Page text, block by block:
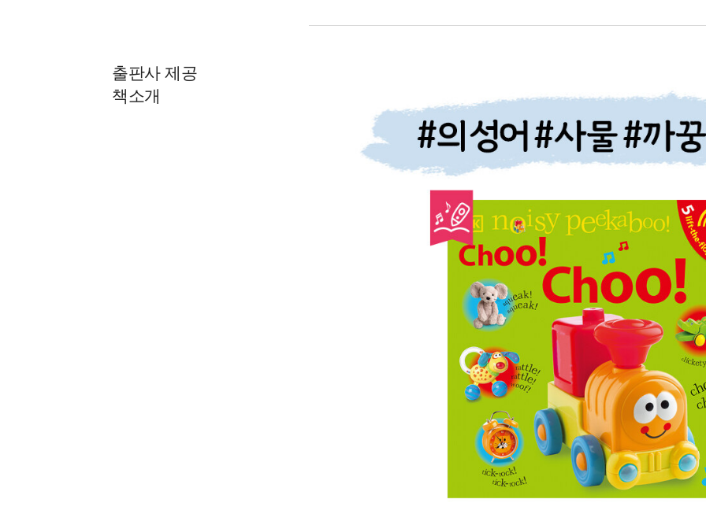
출판사 제공
책소개